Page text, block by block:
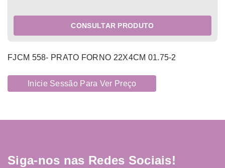
CONSULTAR PRODUTO
FJCM 558- PRATO FORNO 22X4CM 01.75-2
Inicie Sessão Para Ver Preço
Siga-nos nas Redes Sociais!